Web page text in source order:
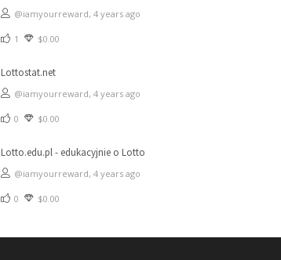
@iamyourreward, 4 years ago
1 $0.00
Lottostat.net
@iamyourreward, 4 years ago
0 $0.00
Lotto.edu.pl - edukacyjnie o Lotto
@iamyourreward, 4 years ago
0 $0.00